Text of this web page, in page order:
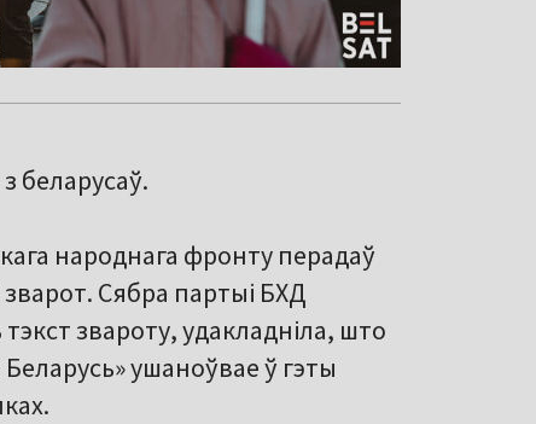
беларусаў.
народнага фронту перадаў
Сябра партыі БХД
звароту, удакладніла, што
ушаноўвае ў гэты